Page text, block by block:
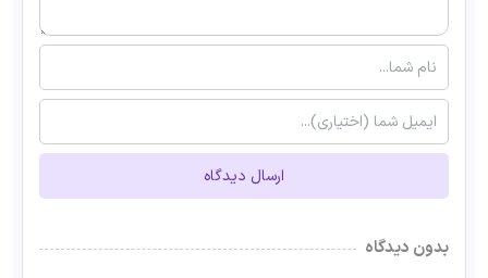
ارسال دیدگاه
بدون دیدگاه